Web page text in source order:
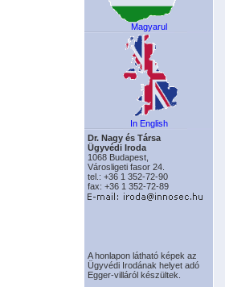
Magyarul
In English
Dr. Nagy és Társa
Ügyvédi Iroda
1068 Budapest,
Városligeti fasor 24.
tel.: +36 1 352-72-90
fax: +36 1 352-72-89
A honlapon látható képek az
Ügyvédi Irodának helyet adó
Egger-villáról készültek.